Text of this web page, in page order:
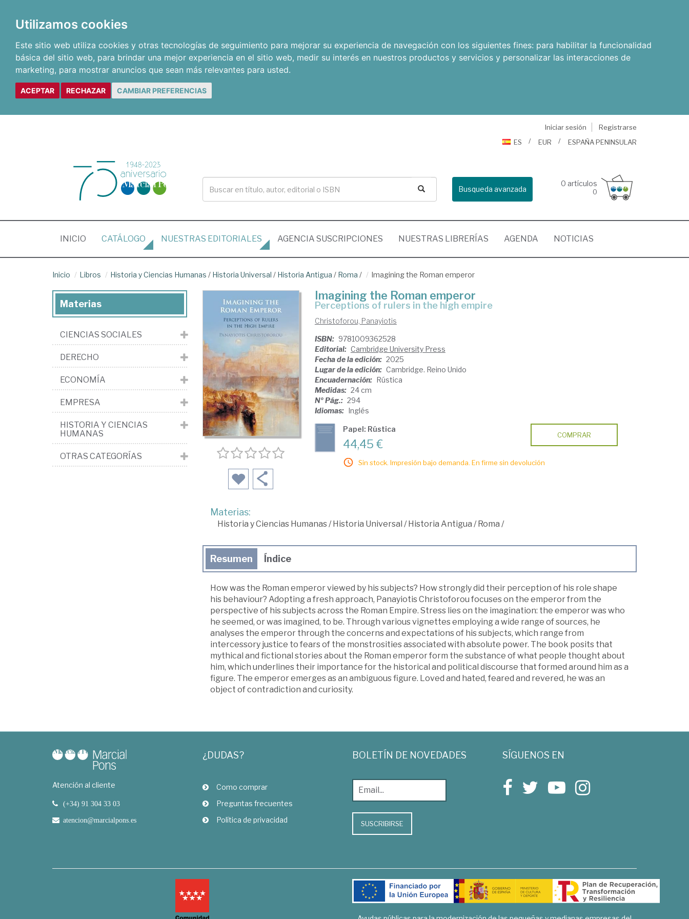
Utilizamos cookies
Este sitio web utiliza cookies y otras tecnologías de seguimiento para mejorar su experiencia de navegación con los siguientes fines: para habilitar la funcionalidad
básica del sitio web, para brindar una mejor experiencia en el sitio web, medir su interés en nuestros productos y servicios y personalizar las interacciones de
marketing, para mostrar anuncios que sean más relevantes para usted.
ACEPTAR RECHAZAR CAMBIAR PREFERENCIAS
Iniciar sesión
Registrarse
ES
EUR ESPAÑA PENINSULAR
Busqueda avanzada
0 artículos
0
INICIO (CURRENT)
CATÁLOGO NUESTRAS EDITORIALES AGENCIA SUSCRIPCIONES NUESTRAS LIBRERÍAS AGENDA NOTICIAS
Inicio Libros Historia y Ciencias Humanas / Historia Universal / Historia Antigua / Roma / Imagining the Roman emperor
Imagining the Roman emperor
perceptions of rulers in the high empire
Christoforou, Panayiotis
ISBN: 9781009362528
Editorial: Cambridge University Press
Fecha de la edición: 2025
Lugar de la edición: Cambridge. Reino Unido
Encuadernación: Rústica
Medidas: 24 cm
Nº Pág.: 294
Idiomas: Inglés
Papel: Rústica
44,45 €
Sin stock. Impresión bajo demanda. En firme sin devolución
COMPRAR
Materias:
Historia y Ciencias Humanas/Historia Universal /Historia Antigua /Roma /
Resumen Índice
How was the Roman emperor viewed by his subjects? How strongly did their perception of his role shape
his behaviour? Adopting a fresh approach, Panayiotis Christoforou focuses on the emperor from the
perspective of his subjects across the Roman Empire. Stress lies on the imagination: the emperor was who
he seemed, or was imagined, to be. Through various vignettes employing a wide range of sources, he
analyses the emperor through the concerns and expectations of his subjects, which range from
intercessory justice to fears of the monstrosities associated with absolute power. The book posits that
mythical and fictional stories about the Roman emperor form the substance of what people thought about
him, which underlines their importance for the historical and political discourse that formed around him as a
figure. The emperor emerges as an ambiguous figure. Loved and hated, feared and revered, he was an
object of contradiction and curiosity.
Materias
CIENCIAS SOCIALES
DERECHO
ECONOMÍA
EMPRESA
HISTORIA Y CIENCIAS
HUMANAS
OTRAS CATEGORÍAS
Atención al cliente
(+34) 91 304 33 03
atencion@marcialpons.es
¿DUDAS?
Como comprar
Preguntas frecuentes
Política de privacidad
BOLETÍN DE NOVEDADES
SUSCRIBIRSE
SÍGUENOS EN